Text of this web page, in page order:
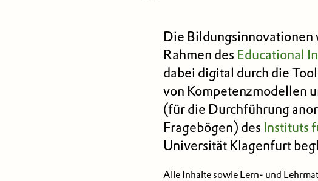
Die Bildungsinnovationen
Rahmen des Educational
dabei digital durch die
von Kompetenzmodellen
(für die Durchführung
Fragebögen) des Instituts
Universität Klagenfurt
Alle Inhalte sowie Lern- und